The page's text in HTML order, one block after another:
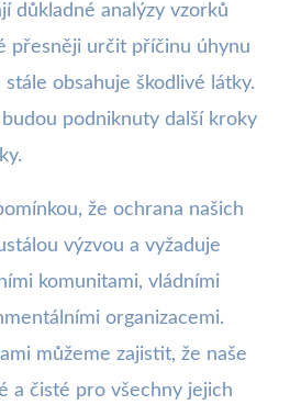
důkladné analýzy vzorků
přesněji určit příčinu úhynu
obsahuje škodlivé látky.
podniknuty další kroky
že ochrana našich
výzvou a vyžaduje
komunitami, vládními
organizacemi.
můžeme zajistit, že naše
a čisté pro všechny jejich